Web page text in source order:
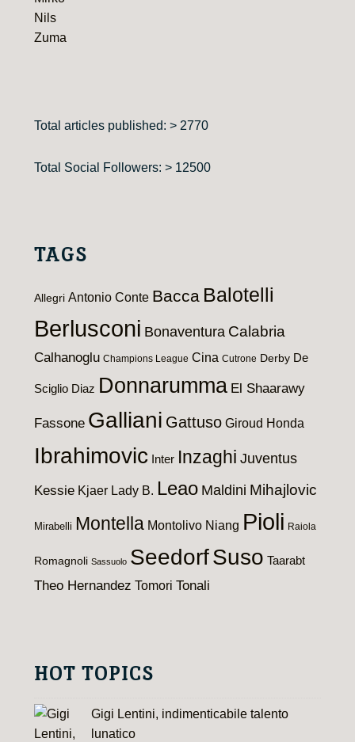
Nils
Zuma
Total articles published: > 2770
Total Social Followers: > 12500
TAGS
Allegri Antonio Conte Bacca Balotelli
Berlusconi Bonaventura Calabria
Calhanoglu Champions League Cina Cutrone Derby De
Sciglio Diaz Donnarumma El Shaarawy
Fassone Galliani Gattuso Giroud Honda
Ibrahimovic Inter Inzaghi Juventus
Kessie Kjaer Lady B. Leao Maldini Mihajlovic
Mirabelli Montella Montolivo Niang Pioli Raiola
Romagnoli Sassuolo SeedorfSuso Taarabt
Theo Hernandez Tomori Tonali
HOT TOPICS
Gigi Lentini, indimenticabile talento
lunatico